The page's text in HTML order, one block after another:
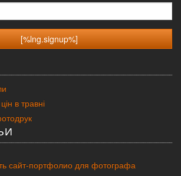
в травні
сайт-портфолио для фотографа